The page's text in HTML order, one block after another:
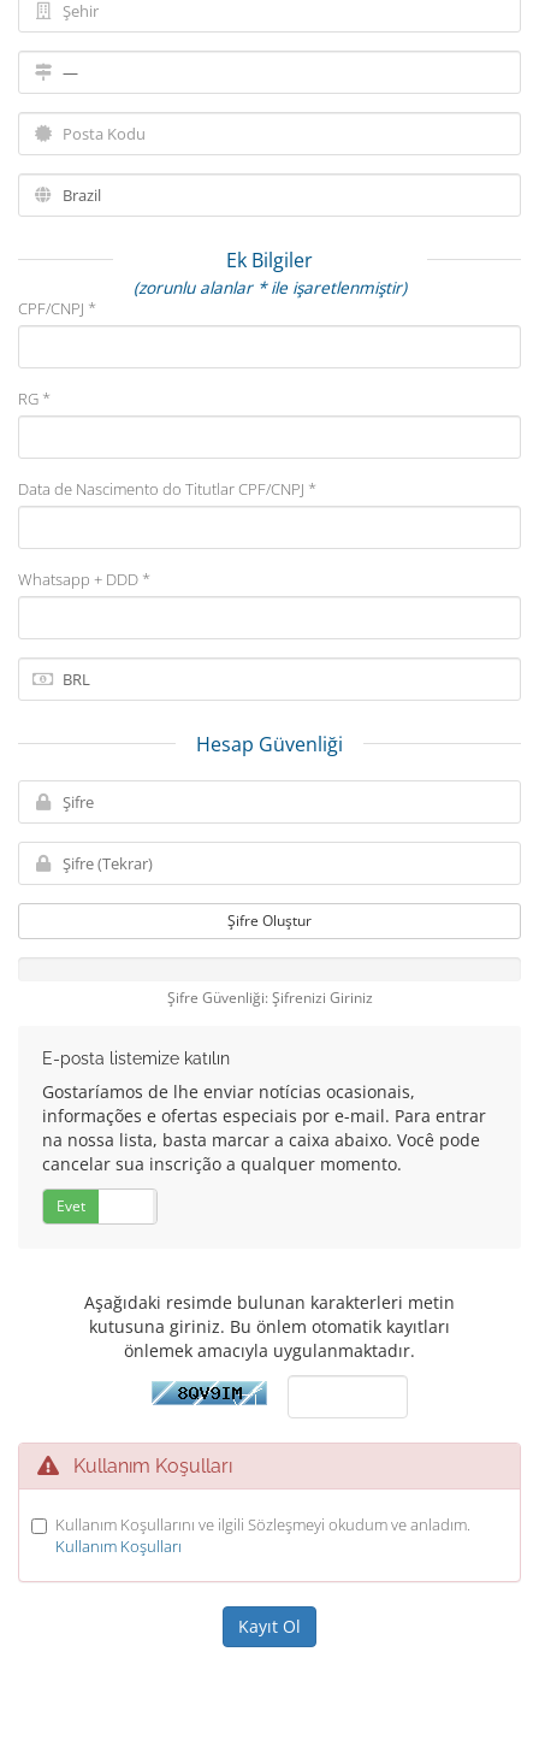
Ek Bilgiler
(zorunlu alanlar * ile işaretlenmiştir)
CPF/CNPJ *
RG *
Data de Nascimento do Titutlar CPF/CNPJ *
Whatsapp + DDD *
Hesap Güvenliği
Şifre Oluştur
Şifre Güvenliği: Şifrenizi Giriniz
E-posta listemize katılın
Gostaríamos de lhe enviar notícias ocasionais,
informações e ofertas especiais por e-mail. Para entrar
na nossa lista, basta marcar a caixa abaixo. Você pode
cancelar sua inscrição a qualquer momento.
Evet
Aşağıdaki resimde bulunan karakterleri metin
kutusuna giriniz. Bu önlem otomatik kayıtları
önlemek amacıyla uygulanmaktadır.
Kullanım Koşulları
Kullanım Koşullarını ve ilgili Sözleşmeyi okudum ve anladım.
Kullanım Koşulları